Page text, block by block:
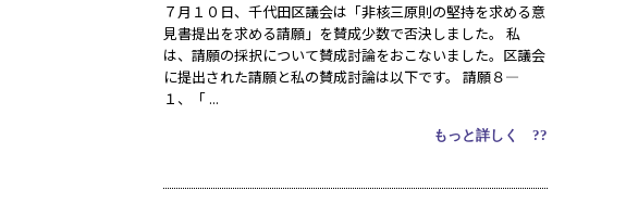
７月１０日、千代田区議会は「非核三原則の堅持を求める意
見書提出を求める請願」を賛成少数で否決しました。 私
は、請願の採択について賛成討論をおこないました。区議会
に提出された請願と私の賛成討論は以下です。 請願８―
１、「 ...
もっと詳しく ??